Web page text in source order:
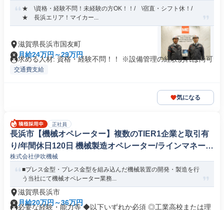
★ \資格・経験不問！未経験の方OK！！/ \宿直・シフト休！/
★ 長浜エリア！マイカー...
滋賀県長浜市国友町
月給24万円～29万円
求める人材: 資格・経験不問！！ ※設備管理の経験あれば尚可
交通費支給
気になる
正社員
長浜市【機械オペレーター】複数のTIER1企業と取引有
り/年間休日120日 機械製造オペレーター/ラインマネージ
ャー
株式会社伊吹機械
■プレス金型・プレス金型を組み込んだ機械装置の開発・製造を行
う当社にて機械オペレーター業務...
滋賀県長浜市
月給20万円～36万円
必要な経験・能力等 ◆以下いずれか必須 ◎工業高校または理